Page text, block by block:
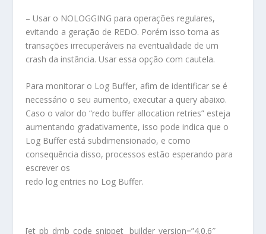
– Usar o NOLOGGING para operações regulares,
evitando a geração de REDO. Porém isso torna as
transações irrecuperáveis na eventualidade de um
crash da instância. Usar essa opção com cautela.
Para monitorar o Log Buffer, afim de identificar se é
necessário o seu aumento, executar a query abaixo.
Caso o valor do “redo buffer allocation retries” esteja
aumentando gradativamente, isso pode indica que o
Log Buffer está subdimensionado, e como
consequência disso, processos estão esperando para
escrever os
redo log entries no Log Buffer.
[et_pb_dmb_code_snippet _builder_version=”4.0.6″